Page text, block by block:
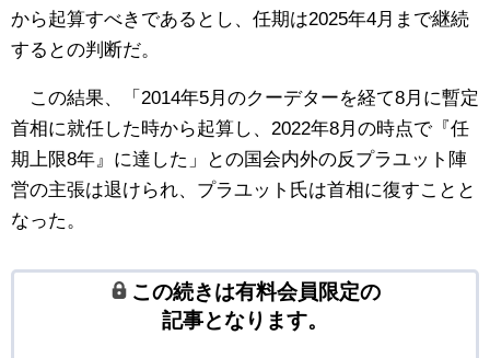
から起算すべきであるとし、任期は2025年4月まで継続
するとの判断だ。
この結果、「2014年5月のクーデターを経て8月に暫定
首相に就任した時から起算し、2022年8月の時点で『任
期上限8年』に達した」との国会内外の反プラユット陣
営の主張は退けられ、プラユット氏は首相に復すことと
なった。
この続きは有料会員限定の
記事となります。